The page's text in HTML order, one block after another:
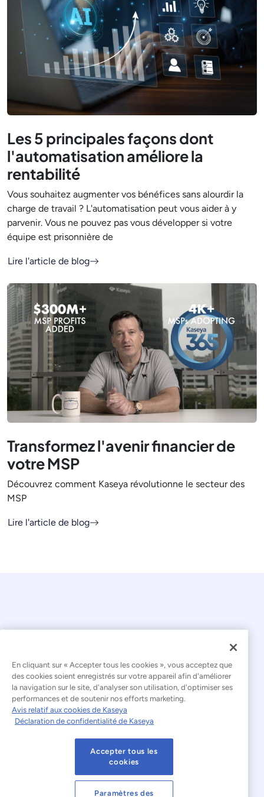
Les 5 principales façons dont
l'automatisation améliore la
rentabilité
Vous souhaitez augmenter vos bénéfices sans alourdir la
charge de travail ? L'automatisation peut vous aider à y
parvenir. Vous ne pouvez pas vous développer si votre
équipe est prisonnière de
Lire l'article de blog
Transformez l'avenir financier de
votre MSP
Découvrez comment Kaseya révolutionne le secteur des
MSP
Lire l'article de blog
© 2026 Kaseya. Tous droits réservés.
Français
Déclaration relative à l'esclavage moderne
Mentions légales
Conditions d'utilisation du site web
Déclaration de confidentialité
En cliquant sur « Accepter tous les cookies », vous acceptez que
des cookies soient enregistrés sur votre appareil afin d'améliorer
la navigation sur le site, d'analyser son utilisation, d'optimiser ses
performances et de soutenir nos efforts marketing.
Avis relatif aux cookies de Kaseya
Déclaration de confidentialité de Kaseya
Accepter tous les
cookies
Paramètres des